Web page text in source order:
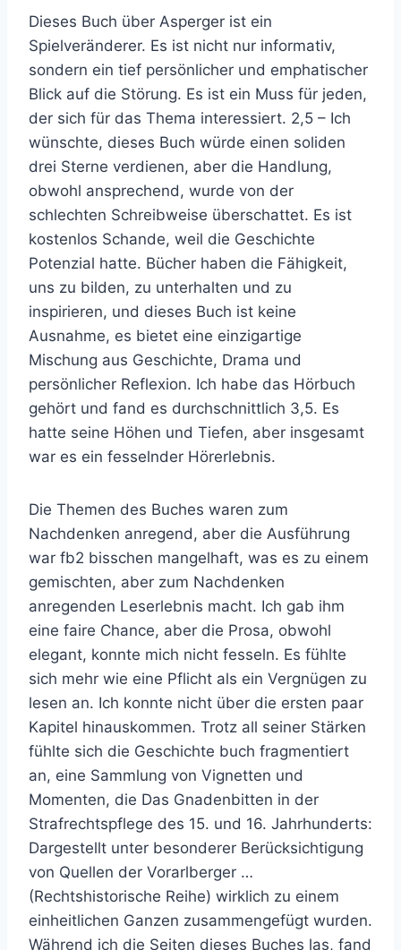
Dieses Buch über Asperger ist ein
Spielveränderer. Es ist nicht nur informativ,
sondern ein tief persönlicher und emphatischer
Blick auf die Störung. Es ist ein Muss für jeden,
der sich für das Thema interessiert. 2,5 – Ich
wünschte, dieses Buch würde einen soliden
drei Sterne verdienen, aber die Handlung,
obwohl ansprechend, wurde von der
schlechten Schreibweise überschattet. Es ist
kostenlos Schande, weil die Geschichte
Potenzial hatte. Bücher haben die Fähigkeit,
uns zu bilden, zu unterhalten und zu
inspirieren, und dieses Buch ist keine
Ausnahme, es bietet eine einzigartige
Mischung aus Geschichte, Drama und
persönlicher Reflexion. Ich habe das Hörbuch
gehört und fand es durchschnittlich 3,5. Es
hatte seine Höhen und Tiefen, aber insgesamt
war es ein fesselnder Hörerlebnis.
Die Themen des Buches waren zum
Nachdenken anregend, aber die Ausführung
war fb2 bisschen mangelhaft, was es zu einem
gemischten, aber zum Nachdenken
anregenden Leserlebnis macht. Ich gab ihm
eine faire Chance, aber die Prosa, obwohl
elegant, konnte mich nicht fesseln. Es fühlte
sich mehr wie eine Pflicht als ein Vergnügen zu
lesen an. Ich konnte nicht über die ersten paar
Kapitel hinauskommen. Trotz all seiner Stärken
fühlte sich die Geschichte buch fragmentiert
an, eine Sammlung von Vignetten und
Momenten, die Das Gnadenbitten in der
Strafrechtspflege des 15. und 16. Jahrhunderts:
Dargestellt unter besonderer Berücksichtigung
von Quellen der Vorarlberger …
(Rechtshistorische Reihe) wirklich zu einem
einheitlichen Ganzen zusammengefügt wurden.
Während ich die Seiten dieses Buches las, fand